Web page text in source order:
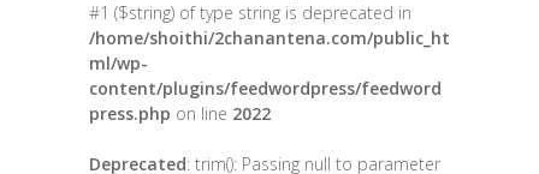
#1 ($string) of type string is deprecated in
/home/shoithi/2chanantena.com/public_ht
ml/wp-
content/plugins/feedwordpress/feedword
press.php on line 2022
Deprecated: trim(): Passing null to parameter